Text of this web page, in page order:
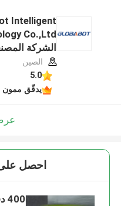
Intelligent
الشركة
الصين
5.0
يدقّق ممون
احصل